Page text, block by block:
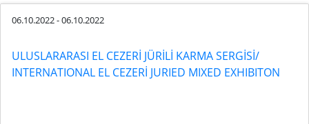
06.10.2022-06.10.2022
ULUSLARARASI EL CEZERİ JÜRİLİ KARMA SERGİSİ/
INTERNATIONAL EL CEZERİ JURIED MIXED EXHIBITON